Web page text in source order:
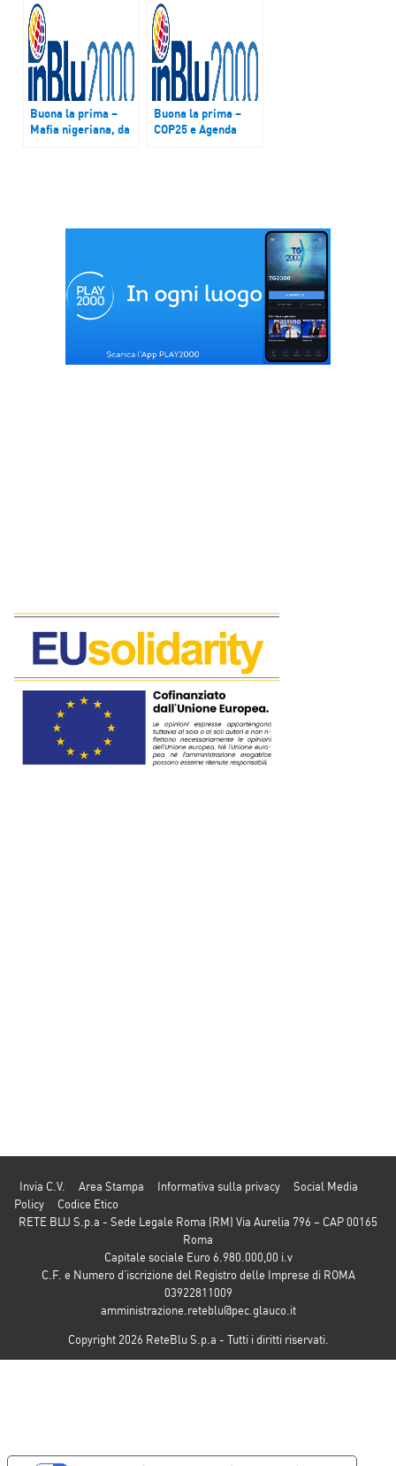
sono connesse, per
prevenire bisogna
lavorare sui nuclei
familiari e con le
scuole
Emilia Romagna per
la piena del Po.
Ticino esondato a
Pavia
Buona la prima –
Mafia nigeriana, da
Nazzaro, autore di
‘Mafia nigeriana’
Buona la prima –
COP25 e Agenda
Invia C.V. Area Stampa Informativa sulla privacy
Social Media
Policy
Codice Etico
RETE BLU S.p.a - Sede Legale Roma (RM) Via Aurelia 796 – CAP 00165
Roma
Capitale sociale Euro 6.980.000,00 i.v
C.F. e Numero d’iscrizione del Registro delle Imprese di ROMA
03922811009
amministrazione.reteblu@pec.glauco.it
Copyright 2026 ReteBlu S.p.a - Tutti i diritti riservati.